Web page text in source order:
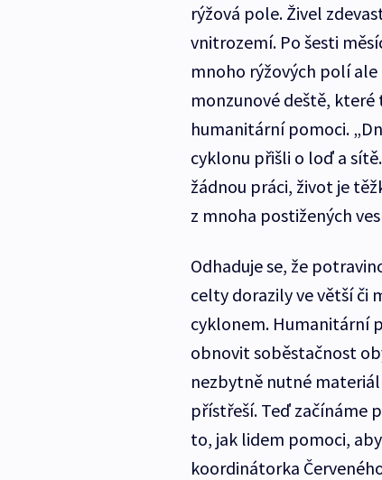
rýžová pole. Živel
vnitrozemí. Po šesti
mnoho rýžových polí
monzunové deště, které
humanitární pomoci.
cyklonu přišli o loď a
žádnou práci, život je
z mnoha postižených
Odhaduje se, že
celty dorazily ve větší či
cyklonem. Humanitární
obnovit soběstačnost
nezbytně nutné
přístřeší. Teď začínáme
to, jak lidem pomoci,
koordinátorka